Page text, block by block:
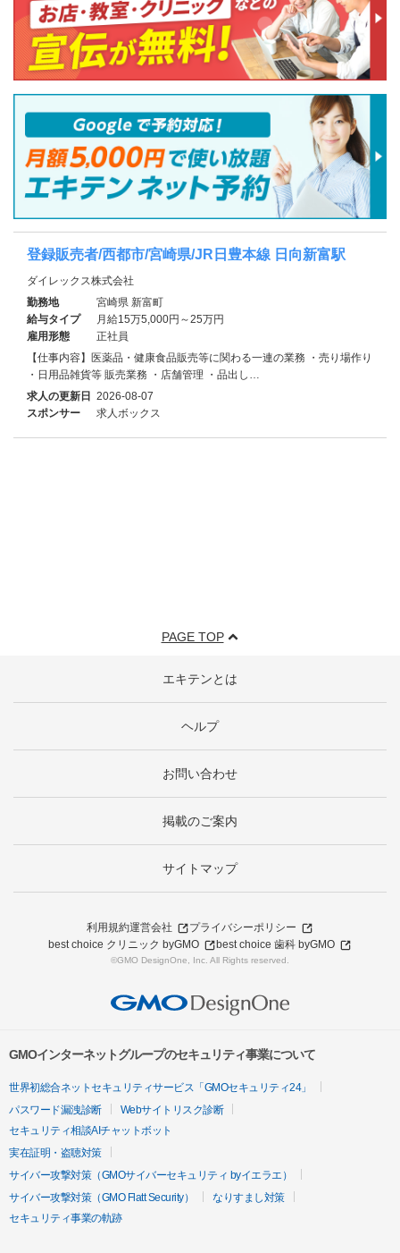
登録販売者/西都市/宮崎県/JR日豊本線 日向新富駅
ダイレックス株式会社
勤務地
宮崎県 新富町
給与タイプ
月給15万5,000円～25万円
雇用形態
正社員
【仕事内容】医薬品・健康食品販売等に関わる一連の業務 ・売り場作り
・日用品雑貨等 販売業務 ・店舗管理 ・品出し…
求人の更新日 2026-08-07
スポンサー
求人ボックス
PAGE TOP
エキテンとは
ヘルプ
お問い合わせ
掲載のご案内
サイトマップ
利用規約運営会社
プライバシーポリシー
best choice クリニック byGMO
best choice 歯科 byGMO
©GMO DesignOne, Inc. All Rights reserved.
GMOインターネットグループのセキュリティ事業について
世界初総合ネットセキュリティサービス「GMOセキュリティ24」
パスワード漏洩診断
Webサイトリスク診断
セキュリティ相談AIチャットボット
実在証明・盗聴対策
サイバー攻撃対策（GMOサイバーセキュリティ byイエラエ）
サイバー攻撃対策（GMO Flatt Security）
なりすまし対策
セキュリティ事業の軌跡